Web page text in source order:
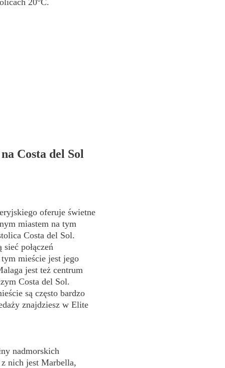
Costa del Sol
oferuje świetne
miastem na tym
Costa del Sol.
połączeń
mieście jest jego
jest też centrum
Costa del Sol.
są często bardzo
znajdziesz w Elite
nadmorskich
nich jest Marbella,